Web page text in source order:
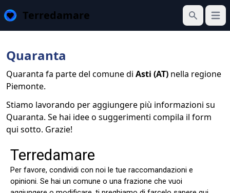
Terredamare
Cerca
Apri
Quaranta
Quaranta fa parte del comune di Asti (AT) nella regione
Piemonte.
Stiamo lavorando per aggiungere più informazioni su
Quaranta. Se hai idee o suggerimenti compila il form
qui sotto. Grazie!